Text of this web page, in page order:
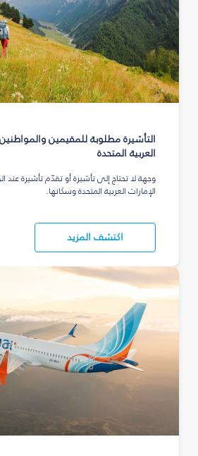
التأشيرة مطلوبة للمقيمين
العربية المتحدة
وجهة لا تحتاج إلى تأشيرة أو تقدّم تأشيرة
الإمارات العربية المتحدة وسكانها.
اكتشف المزيد